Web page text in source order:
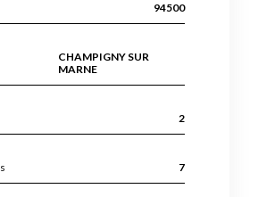
94500
CHAMPIGNY SUR
MARNE
2
7